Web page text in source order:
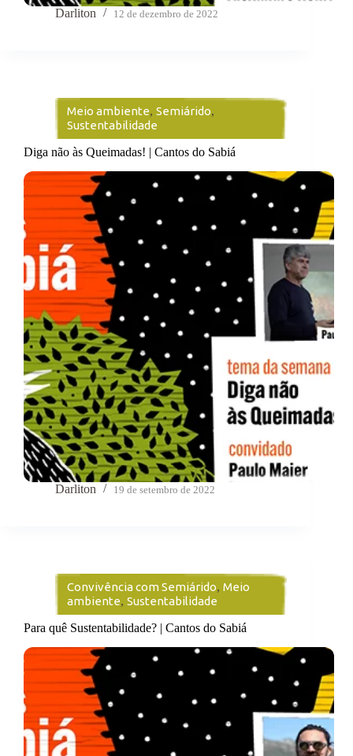
Darliton 12 de dezembro de 2022
Meio ambiente, Semiárido,
Sustentabilidade
Diga não às Queimadas! | Cantos do Sabiá
Darliton 19 de setembro de 2022
Convivência com Semiárido, Meio
ambiente, Sustentabilidade
Para quê Sustentabilidade? | Cantos do Sabiá